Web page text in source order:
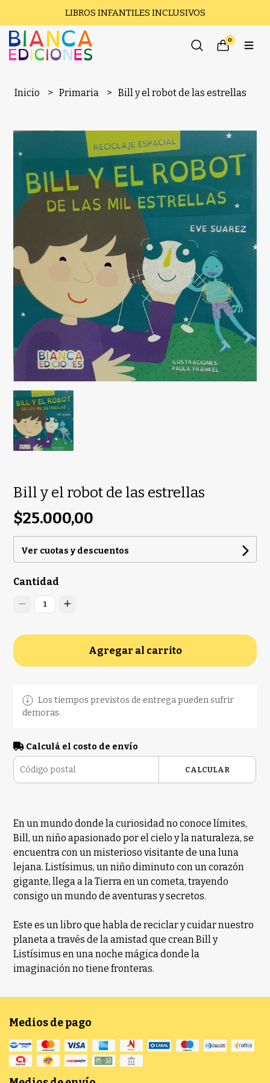
LIBROS INFANTILES INCLUSIVOS
0
Inicio Primaria Bill y el robot de las estrellas
Bill y el robot de las estrellas
$25.000,00
Ver cuotas y descuentos
Cantidad
1
Agregar al carrito
Los tiempos previstos de entrega pueden sufrir
demoras.
Calculá el costo de envío
CALCULAR
En un mundo donde la curiosidad no conoce límites,
Bill, un niño apasionado por el cielo y la naturaleza, se
encuentra con un misterioso visitante de una luna
lejana. Listísimus, un niño diminuto con un corazón
gigante, llega a la Tierra en un cometa, trayendo
consigo un mundo de aventuras y secretos.
Este es un libro que habla de reciclar y cuidar nuestro
planeta a través de la amistad que crean Bill y
Listísimus en una noche mágica donde la
imaginación no tiene fronteras.
Medios de pago